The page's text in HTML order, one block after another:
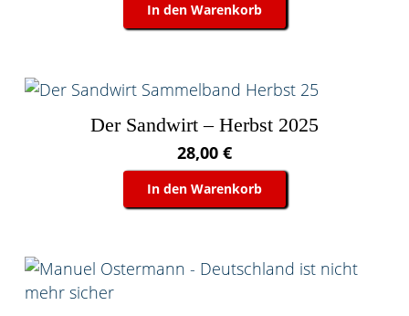
In den Warenkorb
Der Sandwirt – Herbst 2025
28,00 €
In den Warenkorb